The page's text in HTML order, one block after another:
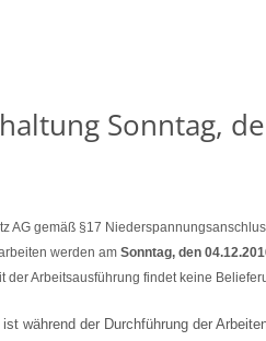
Sonntag,
AG gemäß §17
werden am Sonntag, den
der Arbeitsausführung findet keine
während der Durchführung der